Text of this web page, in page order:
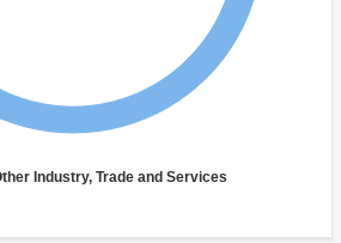
Industry, Trade and Services